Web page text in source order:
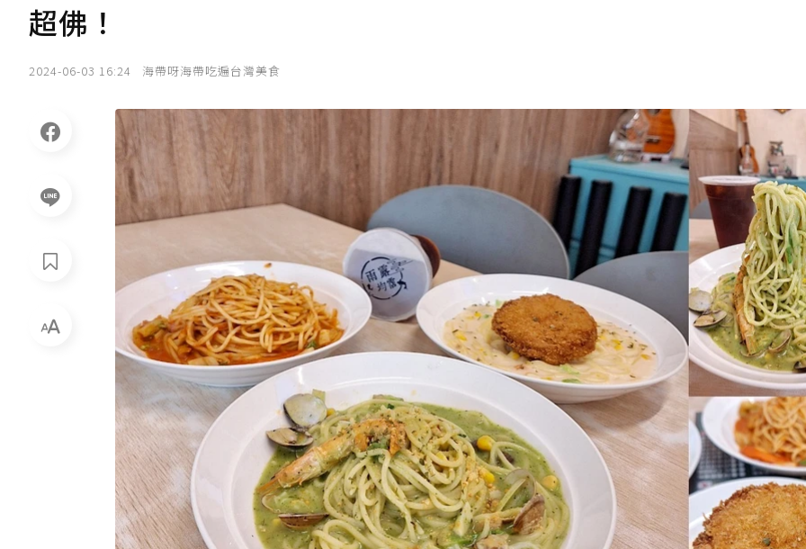
超佛！
2024-06-03 16:24 海帶呀海帶吃遍台灣美食